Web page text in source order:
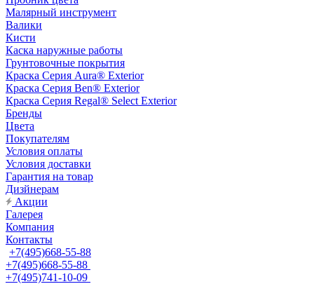
Малярный инструмент
Валики
Кисти
Каска наружные работы
Грунтовочные покрытия
Краска Серия Aura® Exterior
Краска Серия Ben® Exterior
Краска Серия Regal® Select Exterior
Бренды
Цвета
Покупателям
Условия оплаты
Условия доставки
Гарантия на товар
Дизйнерам
Акции
Галерея
Компания
Контакты
+7(495)668-55-88
+7(495)668-55-88
+7(495)741-10-09